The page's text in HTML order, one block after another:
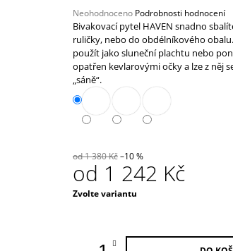
Průměrné
hodnocení
produktu
je
0,0
5
hvězdiček.
Neohodnoceno Podrobnosti hodnocení
Bivakovací pytel HAVEN snadno
ruličky, nebo do obdélníkového
použít jako sluneční plachtu nebo
opatřen kevlarovými očky a lze z něj
„sáně“.
od 1 380 Kč–10 %
od 1 242 Kč
Měrná
Zvolte variantu
39 000 Kč